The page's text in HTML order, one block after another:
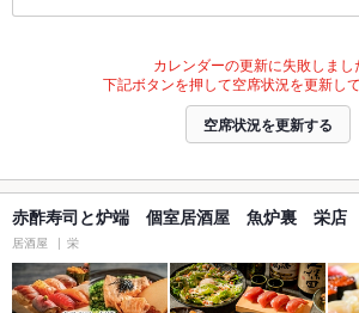
カレンダーの更新に失敗しまし
下記ボタンを押して空席状況を更新して
空席状況を更新する
赤酢寿司と炉端 個室居酒屋 魚炉裏 栄店
居酒屋 栄